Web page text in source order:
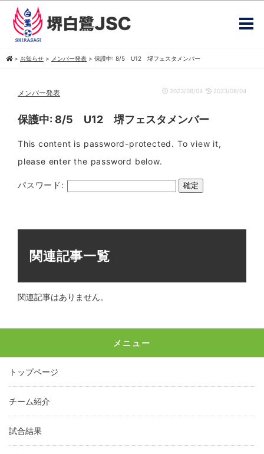
> お知らせ > メンバー発表 > 保護中: 8/5 U12 堺フェスタメンバー
メンバー発表 2023/08/04 2023/08/04
保護中: 8/5 U12 堺フェスタメンバー
This content is password-protected. To view it,
please enter the password below.
パスワード:
関連記事一覧
関連記事はありません。
メニュー
トップページ
チーム紹介
試合結果